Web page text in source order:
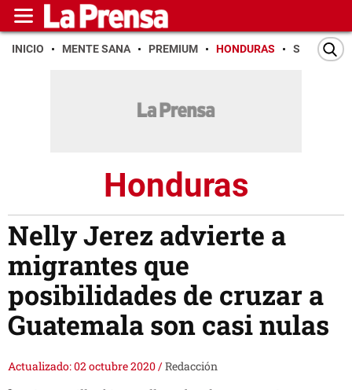
INICIO MENTE SANA PREMIUM HONDURAS SAN PEDRO
Honduras
Nelly Jerez advierte a
migrantes que
posibilidades de cruzar a
Guatemala son casi nulas
Actualizado: 02 octubre 2020/Redacción